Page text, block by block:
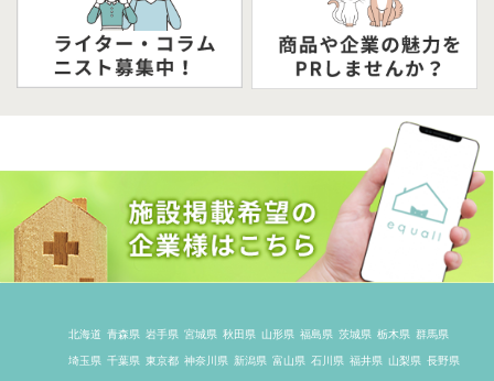
北海道 青森県 岩手県 宮城県 秋田県 山形県 福島県 茨城県 栃木県 群馬県
埼玉県 千葉県 東京都 神奈川県 新潟県 富山県 石川県 福井県 山梨県 長野県